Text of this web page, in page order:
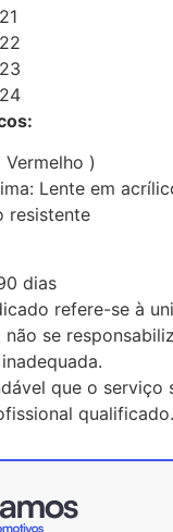
Vermelho )
Lente em
resistente
dias
refere-se à
não se
que o serviço
qualificado.